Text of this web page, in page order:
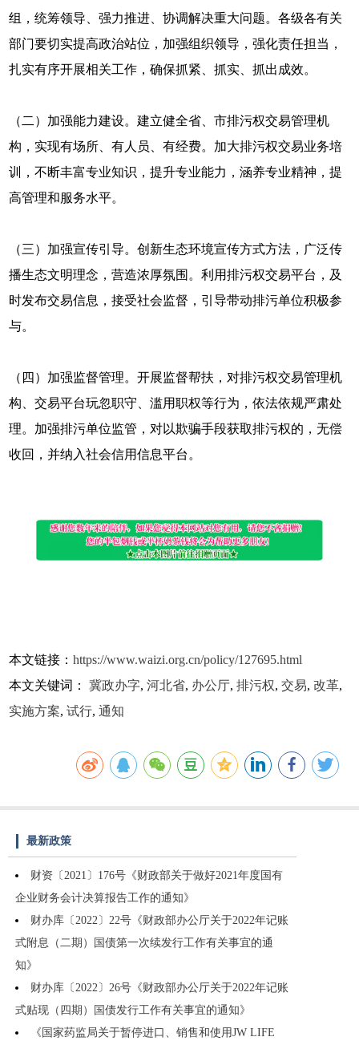
组，统筹领导、强力推进、协调解决重大问题。各级各有关
部门要切实提高政治站位，加强组织领导，强化责任担当，
扎实有序开展相关工作，确保抓紧、抓实、抓出成效。
（二）加强能力建设。建立健全省、市排污权交易管理机
构，实现有场所、有人员、有经费。加大排污权交易业务培
训，不断丰富专业知识，提升专业能力，涵养专业精神，提
高管理和服务水平。
（三）加强宣传引导。创新生态环境宣传方式方法，广泛传
播生态文明理念，营造浓厚氛围。利用排污权交易平台，及
时发布交易信息，接受社会监督，引导带动排污单位积极参
与。
（四）加强监督管理。开展监督帮扶，对排污权交易管理机
构、交易平台玩忽职守、滥用职权等行为，依法依规严肃处
理。加强排污单位监管，对以欺骗手段获取排污权的，无偿
收回，并纳入社会信用信息平台。
本文链接：https://www.waizi.org.cn/policy/127695.html
本文关键词：冀政办字,河北省, 办公厅,排污权,交易,改革,
实施方案,试行,通知
最新政策
财资〔2021〕176号《财政部关于做好2021年度国有
企业财务会计决算报告工作的通知》
财办库〔2022〕22号《财政部办公厅关于2022年记账
式附息（二期）国债第一次续发行工作有关事宜的通
知》
财办库〔2022〕26号《财政部办公厅关于2022年记账
式贴现（四期）国债发行工作有关事宜的通知》
《国家药监局关于暂停进口、销售和使用JW LIFE